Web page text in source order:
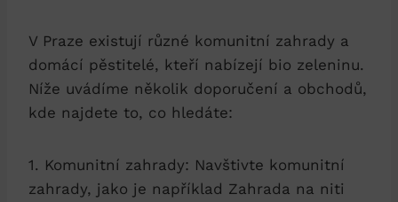
V Praze existují různé ⁤komunitní zahrady ⁣a
domácí pěstitelé, kteří nabízejí bio zeleninu.⁢
Níže uvádíme několik ‌doporučení a obchodů,
kde najdete to,‌ co hledáte:
1. Komunitní zahrady: Navštivte komunitní
zahrady, jako je například Zahrada ‌na niti